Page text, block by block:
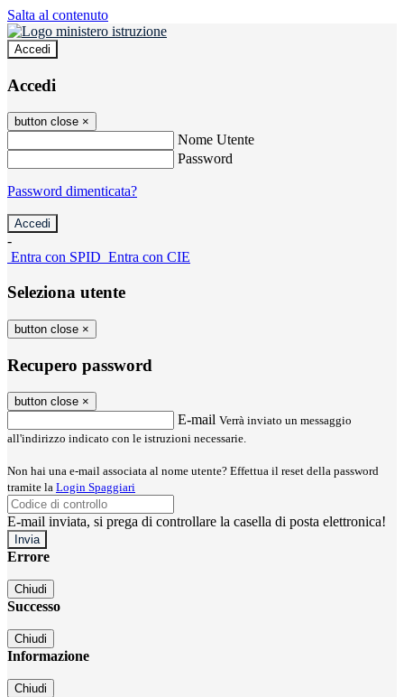
Salta al contenuto
Accedi
Accedi
button close ×
Nome Utente
Password
Password dimenticata?
-
Entra con SPID Entra con CIE
Seleziona utente
button close ×
Recupero password
button close ×
E-mail Verrà inviato un messaggio
all'indirizzo indicato con le istruzioni necessarie.
Non hai una e-mail associata al nome utente? Effettua il reset della password
tramite la Login Spaggiari
E-mail inviata, si prega di controllare la casella di posta elettronica!
Errore
Chiudi
Successo
Chiudi
Informazione
Chiudi